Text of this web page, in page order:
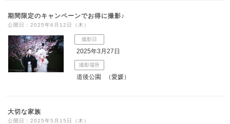
期間限定のキャンペーンでお得に撮影♪
公開日：2025年6月12日（木）
撮影日
2025年3月27日
撮影場所
道後公園 （愛媛）
大切な家族
公開日：2025年5月15日（木）